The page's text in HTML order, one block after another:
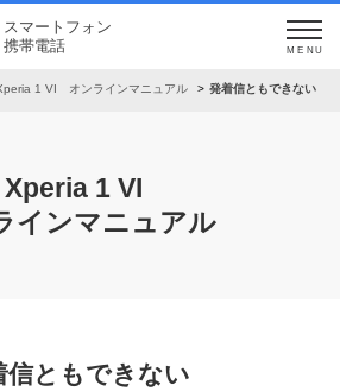
スマートフォン
携帯電話
MENU
1 VI オンラインマニュアル 発着信ともできない
Xperia 1 VI
インマニュアル
信ともできない